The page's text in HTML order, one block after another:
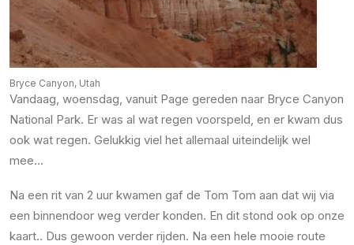
Bryce Canyon, Utah
Vandaag, woensdag, vanuit Page gereden naar Bryce Canyon
National Park. Er was al wat regen voorspeld, en er kwam dus
ook wat regen. Gelukkig viel het allemaal uiteindelijk wel
mee…
Na een rit van 2 uur kwamen gaf de Tom Tom aan dat wij via
een binnendoor weg verder konden. En dit stond ook op onze
kaart.. Dus gewoon verder rijden. Na een hele mooie route